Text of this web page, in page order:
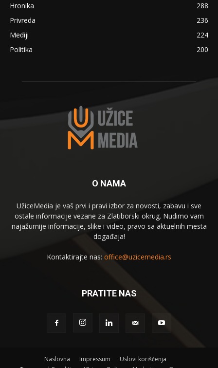
Hronika
288
Privreda
236
Mediji
224
Politika
200
O NAMA
UžiceMedia je vaš prvi i pravi izbor za novosti, zabavu i sve
ostale informacije vezane za Zlatiborski okrug. Nudimo vam
najažurnije informacije, slike i video, pravo sa aktuelnih mesta
događaja!
Kontaktirajte nas: office@uzicemedia.rs
PRATITE NAS
Naslovna Impressum
Uslovi korišćenja